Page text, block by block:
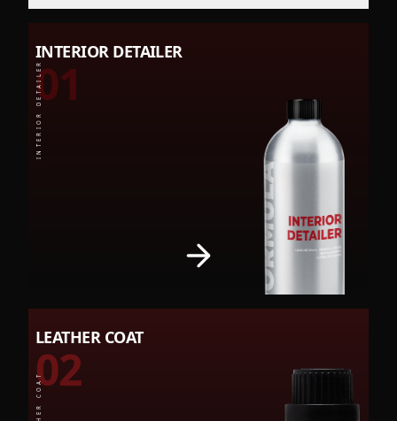
INTERIOR DETAILER
01
INTERIOR DETAILER
LEATHER COAT
02